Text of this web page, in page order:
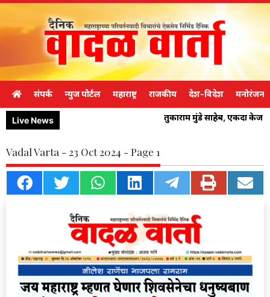
संपर्क न्युज पोर्टल महाराष्ट्र राजकीय देश-विदेश मनोरंजन
Live News तुकाराम मुंडे साहेब, एकदा केज
Vadal Varta - 23 Oct 2024 - Page 1